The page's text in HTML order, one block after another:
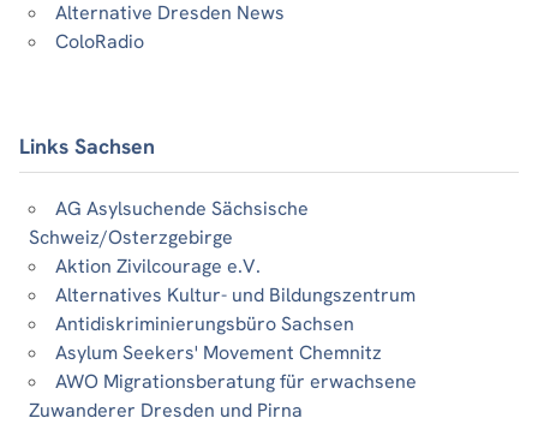
Alternative Dresden News
ColoRadio
Links Sachsen
AG Asylsuchende Sächsische
Schweiz/Osterzgebirge
Aktion Zivilcourage e.V.
Alternatives Kultur- und Bildungszentrum
Antidiskriminierungsbüro Sachsen
Asylum Seekers' Movement Chemnitz
AWO Migrationsberatung für erwachsene
Zuwanderer Dresden und Pirna